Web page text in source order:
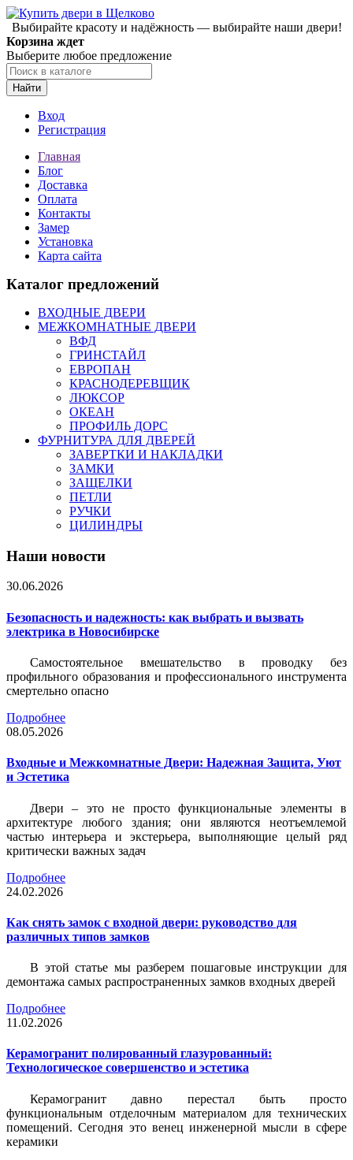
Выбирайте красоту и надёжность — выбирайте наши двери!
Корзина ждет
Выберите любое предложение
Найти
Вход
Регистрация
Главная
Блог
Доставка
Оплата
Контакты
Замер
Установка
Карта сайта
Каталог предложений
ВХОДНЫЕ ДВЕРИ
МЕЖКОМНАТНЫЕ ДВЕРИ
ВФД
ГРИНСТАЙЛ
ЕВРОПАН
КРАСНОДЕРЕВЩИК
ЛЮКСОР
ОКЕАН
ПРОФИЛЬ ДОРС
ФУРНИТУРА ДЛЯ ДВЕРЕЙ
ЗАВЕРТКИ И НАКЛАДКИ
ЗАМКИ
ЗАЩЕЛКИ
ПЕТЛИ
РУЧКИ
ЦИЛИНДРЫ
Наши новости
30.06.2026
Безопасность и надежность: как выбрать и вызвать
электрика в Новосибирске
Самостоятельное вмешательство в проводку без
профильного образования и профессионального инструмента
смертельно опасно
Подробнее
08.05.2026
Входные и Межкомнатные Двери: Надежная Защита, Уют
и Эстетика
Двери – это не просто функциональные элементы в
архитектуре любого здания; они являются неотъемлемой
частью интерьера и экстерьера, выполняющие целый ряд
критически важных задач
Подробнее
24.02.2026
Как снять замок с входной двери: руководство для
различных типов замков
В этой статье мы разберем пошаговые инструкции для
демонтажа самых распространенных замков входных дверей
Подробнее
11.02.2026
Керамогранит полированный глазурованный:
Технологическое совершенство и эстетика
Керамогранит давно перестал быть просто
функциональным отделочным материалом для технических
помещений. Сегодня это венец инженерной мысли в сфере
керамики